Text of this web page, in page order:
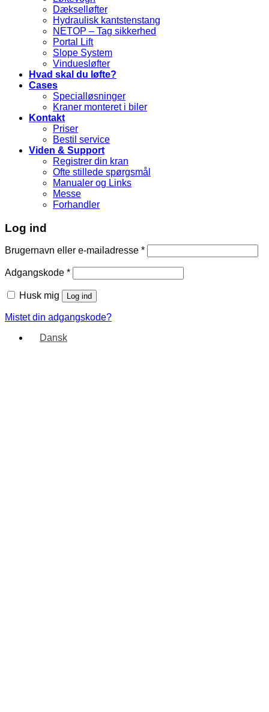
Dækselløfter
Hydraulisk kantstenstang
NETOP – Tag sikkerhed
Portal Lift
Slope System
Vinduesløfter
Hvad skal du løfte?
Cases
Specialløsninger
Kraner monteret i biler
Kontakt
Priser
Bestil service
Viden & Support
Registrer din kran
Ofte stillede spørgsmål
Manualer og Links
Messe
Forhandler
Log ind
Brugernavn eller e-mailadresse *
Adgangskode *
Husk mig Log ind
Mistet din adgangskode?
Dansk